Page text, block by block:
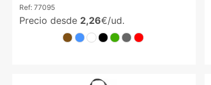
Ref: 77095
Precio desde 2,26€/ud.